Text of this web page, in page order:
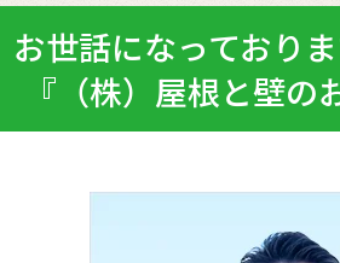
お世話になっておりま
『（株）屋根と壁の